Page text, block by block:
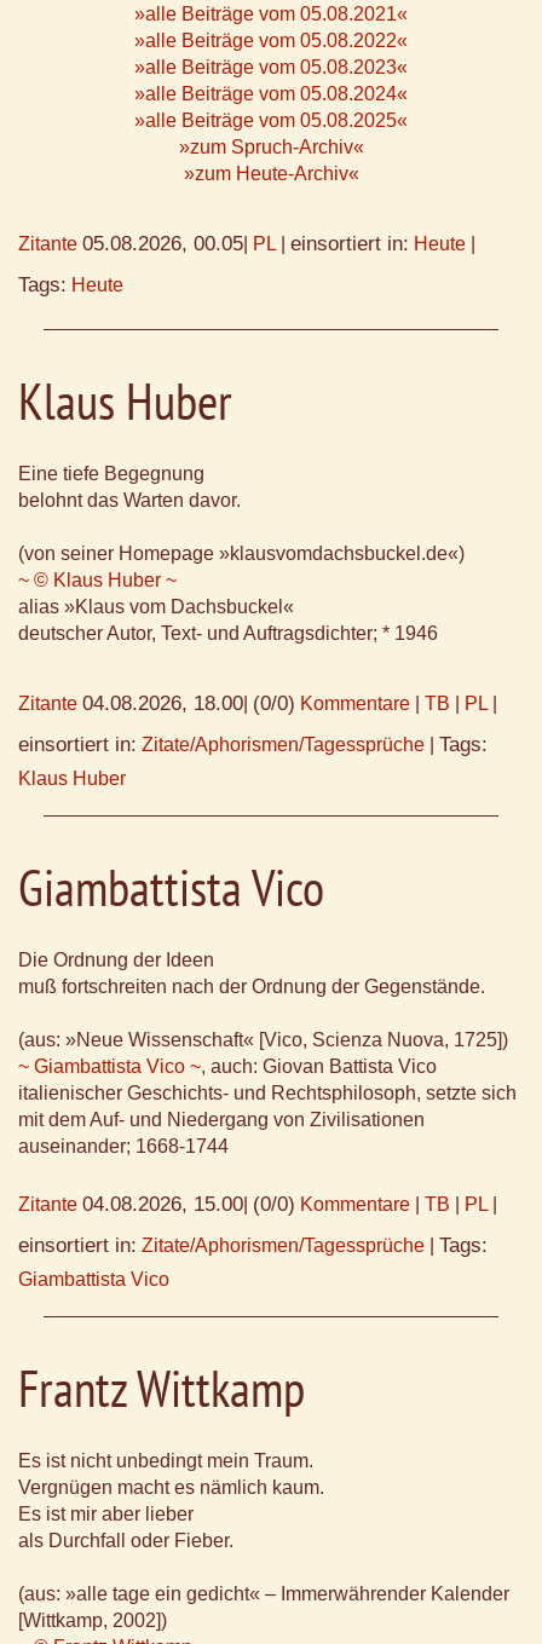
»alle Beiträge vom 05.08.2021«
»alle Beiträge vom 05.08.2022«
»alle Beiträge vom 05.08.2023«
»alle Beiträge vom 05.08.2024«
»alle Beiträge vom 05.08.2025«
»zum Spruch-Archiv«
»zum Heute-Archiv«
Zitante 05.08.2026, 00.05 PL einsortiert in: Heute
Tags: Heute
Klaus Huber
Eine tiefe Begegnung
belohnt das Warten davor.
(von seiner Homepage »klausvomdachsbuckel.de«)
~ © Klaus Huber ~
alias »Klaus vom Dachsbuckel«
deutscher Autor, Text- und Auftragsdichter; * 1946
Zitante 04.08.2026, 18.00 (0/0) Kommentare TB PL
einsortiert in: Zitate/Aphorismen/Tagessprüche Tags:
Klaus Huber
Giambattista Vico
Die Ordnung der Ideen
muß fortschreiten nach der Ordnung der Gegenstände.
(aus: »Neue Wissenschaft« [Vico, Scienza Nuova, 1725])
~ Giambattista Vico ~, auch: Giovan Battista Vico
italienischer Geschichts- und Rechtsphilosoph, setzte sich
mit dem Auf- und Niedergang von Zivilisationen
auseinander; 1668-1744
Zitante 04.08.2026, 15.00 (0/0) Kommentare TB PL
einsortiert in: Zitate/Aphorismen/Tagessprüche Tags:
Giambattista Vico
Frantz Wittkamp
Es ist nicht unbedingt mein Traum.
Vergnügen macht es nämlich kaum.
Es ist mir aber lieber
als Durchfall oder Fieber.
(aus: »alle tage ein gedicht« – Immerwährender Kalender
[Wittkamp, 2002])